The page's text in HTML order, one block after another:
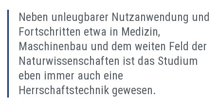
Neben unleugbarer Nutzanwendung und
Fortschritten etwa in Medizin,
Maschinenbau und dem weiten Feld der
Naturwissenschaften ist das Studium
eben immer auch eine
Herrschaftstechnik gewesen.